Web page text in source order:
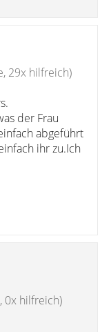
29x hilfreich)
der Frau
abgeführt
ihr zu.Ich
0x hilfreich)